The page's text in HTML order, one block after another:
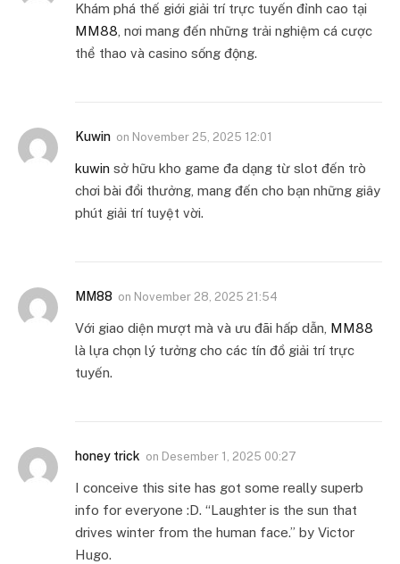
Khám phá thế giới giải trí trực tuyến đỉnh cao tại
MM88 , nơi mang đến những trải nghiệm cá cược
thể thao và casino sống động.
Kuwin on November 25, 2025 12:01
kuwin sở hữu kho game đa dạng từ slot đến trò
chơi bài đổi thưởng, mang đến cho bạn những giây
phút giải trí tuyệt vời.
MM88 on November 28, 2025 21:54
Với giao diện mượt mà và ưu đãi hấp dẫn, MM88
là lựa chọn lý tưởng cho các tín đồ giải trí trực
tuyến.
honey trick on Desember 1, 2025 00:27
I conceive this site has got some really superb
info for everyone :D. “Laughter is the sun that
drives winter from the human face.” by Victor
Hugo.